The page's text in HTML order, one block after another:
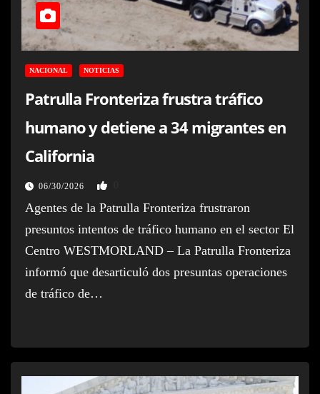
NACIONAL NOTICIAS
Patrulla Fronteriza frustra tráfico
humano y detiene a 34 migrantes en
California
06/30/2026
Agentes de la Patrulla Fronteriza frustraron
presuntos intentos de tráfico humano en el sector El
Centro WESTMORLAND – La Patrulla Fronteriza
informó que desarticuló dos presuntas operaciones
de tráfico de…